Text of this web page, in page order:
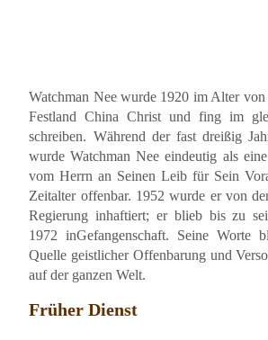
Watchman Nee wurde 1920 im Alter von
Festland China Christ und fing im
schreiben. Während der fast dreißig
wurde Watchman Nee eindeutig als
vom Herrn an Seinen Leib für Sein
Zeitalter offenbar. 1952 wurde er von
Regierung inhaftiert; er blieb bis zu
1972 inGefangenschaft. Seine Worte
Quelle geistlicher Offenbarung und
auf der ganzen Welt.
Früher Dienst